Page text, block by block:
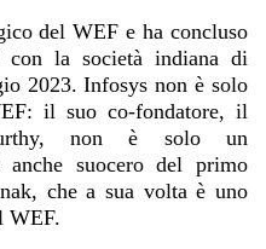
del WEF e ha concluso
la società indiana di
2023. Infosys non è solo
il suo co-fondatore, il
non è solo un
suocero del primo
che a sua volta è uno
WEF.